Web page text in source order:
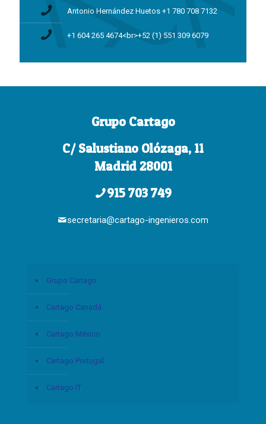
Antonio Hernández Huetos +1 780 708 7132
+1 604 265 4674<br>+52 (1) 551 309 6079
Grupo Cartago
C/ Salustiano Olózaga, 11
Madrid 28001
915 703 749
secretaria@cartago-ingenieros.com
Grupo Cartago
Cartago Canadá
Cartago México
Cartago Portugal
Cartago IT